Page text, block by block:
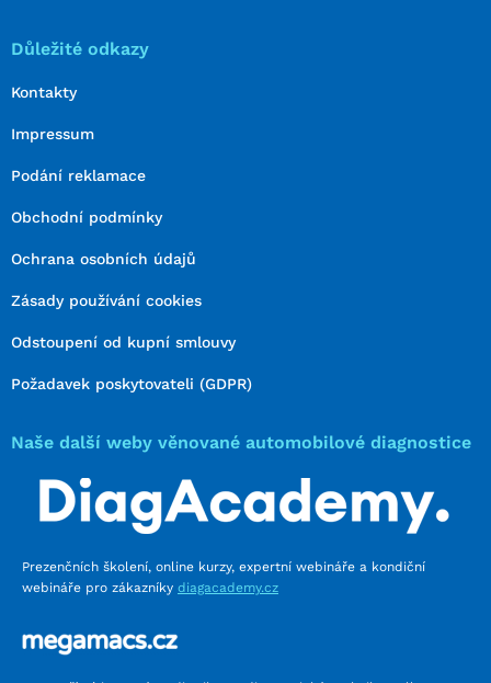
Důležité odkazy
Kontakty
Impressum
Podání reklamace
Obchodní podmínky
Ochrana osobních údajů
Zásady používání cookies
Odstoupení od kupní smlouvy
Požadavek poskytovateli (GDPR)
Naše další weby věnované automobilové diagnostice
Prezenčních školení, online kurzy, expertní webináře a kondiční
webináře pro zákazníky diagacademy.cz